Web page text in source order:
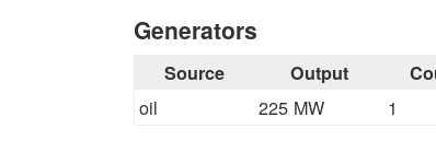
Generators
Source Output
oil 225 MW 1